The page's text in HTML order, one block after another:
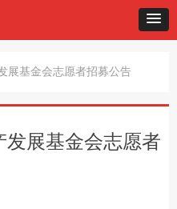
展基金会志愿者招募公告
展基金会志愿者